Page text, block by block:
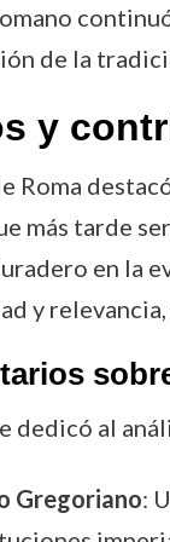
de la
y
Roma
más tarde
en la
y
dedicó al
Gregoriano: